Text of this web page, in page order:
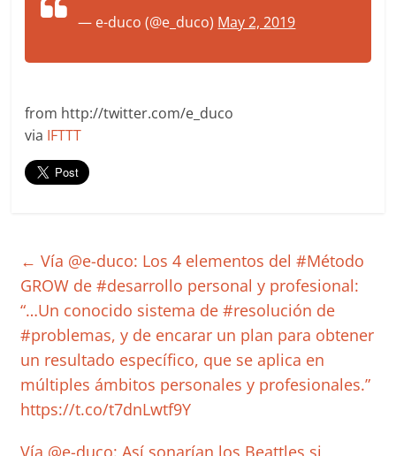
— e-duco (@e_duco) May 2, 2019
from http://twitter.com/e_duco
via IFTTT
← Vía @e-duco: Los 4 elementos del #Método
GROW de #desarrollo personal y profesional:
“…Un conocido sistema de #resolución de
#problemas, y de encarar un plan para obtener
un resultado específico, que se aplica en
múltiples ámbitos personales y profesionales.”
https://t.co/t7dnLwtf9Y
Vía @e-duco: Así sonarían los Beattles si